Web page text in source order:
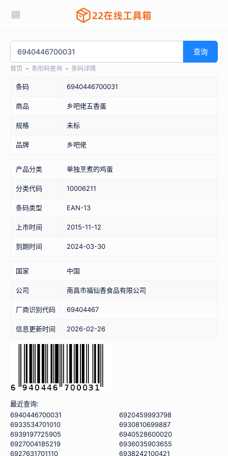
查询
首页 条形码查询 条码详情
条码 6940446700031
商品 乡吧佬五香蛋
规格 未标
品牌 乡吧佬
产品分类 单独烹煮的鸡蛋
分类代码 10006211
条码类型 EAN-13
上市时间 2015-11-12
到期时间 2024-03-30
国家 中国
公司 南昌市福仙香食品有限公司
厂商识别代码 69404467
信息更新时间 2026-02-26
最近查询:
6940446700031
6920459993798
6933534701010
6930810699887
6939197725905
6940528600020
6927004185219
6936035903655
6927631701110
6938242100421